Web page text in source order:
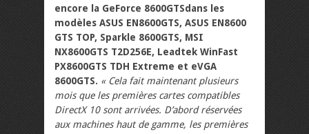
encore la GeForce 8600GTSdans les
modèles ASUS EN8600GTS, ASUS EN8600
GTS TOP, Sparkle 8600GTS, MSI
NX8600GTS T2D256E, Leadtek WinFast
PX8600GTS TDH Extreme et eVGA
8600GTS. « Cela fait maintenant plusieurs
mois que les premières cartes compatibles
DirectX 10 sont arrivées. D’abord réservées
aux machines haut de gamme, les premières